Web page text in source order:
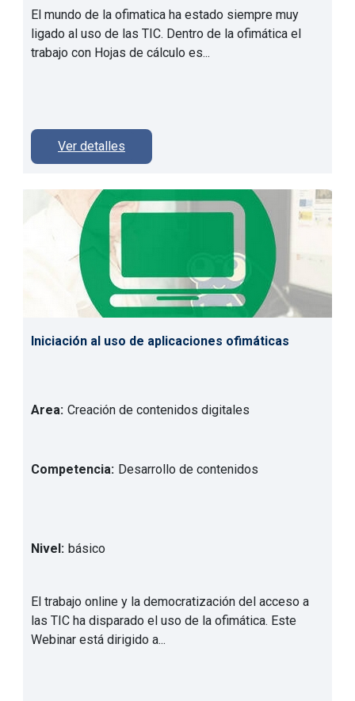
El mundo de la ofimatica ha estado siempre muy
ligado al uso de las TIC. Dentro de la ofimática el
trabajo con Hojas de cálculo es...
Ver detalles
Iniciación al uso de aplicaciones ofimáticas
Area: Creación de contenidos digitales
Competencia: Desarrollo de contenidos
Nivel: básico
El trabajo online y la democratización del acceso a
las TIC ha disparado el uso de la ofimática. Este
Webinar está dirigido a...